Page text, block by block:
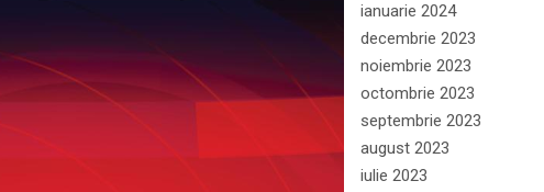
ianuarie 2024
decembrie 2023
noiembrie 2023
octombrie 2023
septembrie 2023
august 2023
iulie 2023